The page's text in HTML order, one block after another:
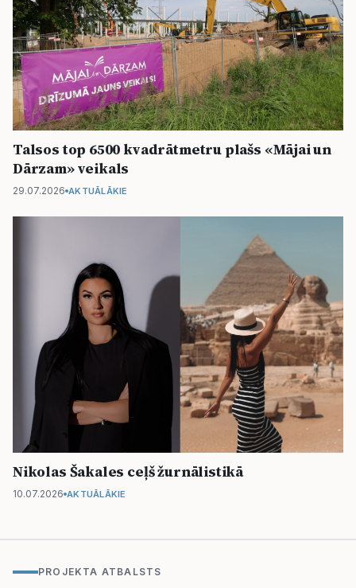
Talsos top 6500 kvadrātmetru plašs «Mājai un
Dārzam» veikals
29.07.2026 AKTUĀLĀKIE
Nikolas Šakales ceļš žurnālistikā
10.07.2026 AKTUĀLĀKIE
PROJEKTA ATBALSTS